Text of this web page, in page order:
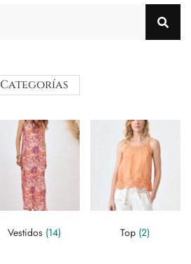
Categorías
Vestidos (14) Top (2)